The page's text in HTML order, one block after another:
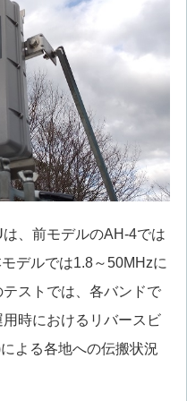
、前モデルのAH-4では
デルでは1.8～50MHzに
ストでは、各バンドで
時におけるリバースビ
よる各地への伝搬状況